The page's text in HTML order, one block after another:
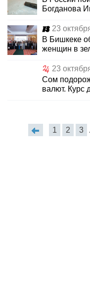
Богданова
23
В Бишкеке
женщин в
23
Сом
валют. Курс
1 2 3